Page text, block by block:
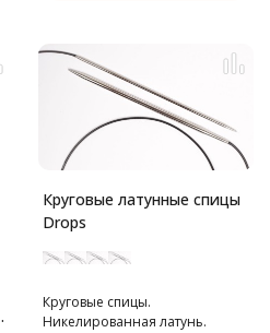
Круговые латунные спицы
Drops
Круговые спицы.
Никелированная латунь.